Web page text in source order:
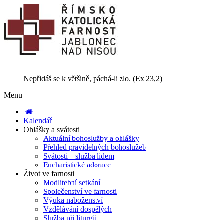
Nepřidáš se k většině, páchá-li zlo. (Ex 23,2)
Menu
Kalendář
Ohlášky a svátosti
Aktuální bohoslužby a ohlášky
Přehled pravidelných bohoslužeb
Svátosti – služba lidem
Eucharistické adorace
Život ve farnosti
Modlitební setkání
Společenství ve farnosti
Výuka náboženství
Vzdělávání dospělých
Služba při liturgii